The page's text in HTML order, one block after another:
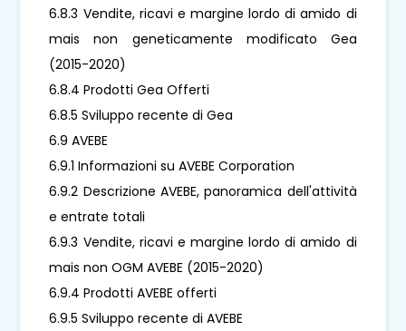
6.8.3 Vendite, ricavi e margine lordo di amido di
mais non geneticamente modificato Gea
(2015-2020)
6.8.4 Prodotti Gea Offerti
6.8.5 Sviluppo recente di Gea
6.9 AVEBE
6.9.1 Informazioni su AVEBE Corporation
6.9.2 Descrizione AVEBE, panoramica dell'attività
e entrate totali
6.9.3 Vendite, ricavi e margine lordo di amido di
mais non OGM AVEBE (2015-2020)
6.9.4 Prodotti AVEBE offerti
6.9.5 Sviluppo recente di AVEBE